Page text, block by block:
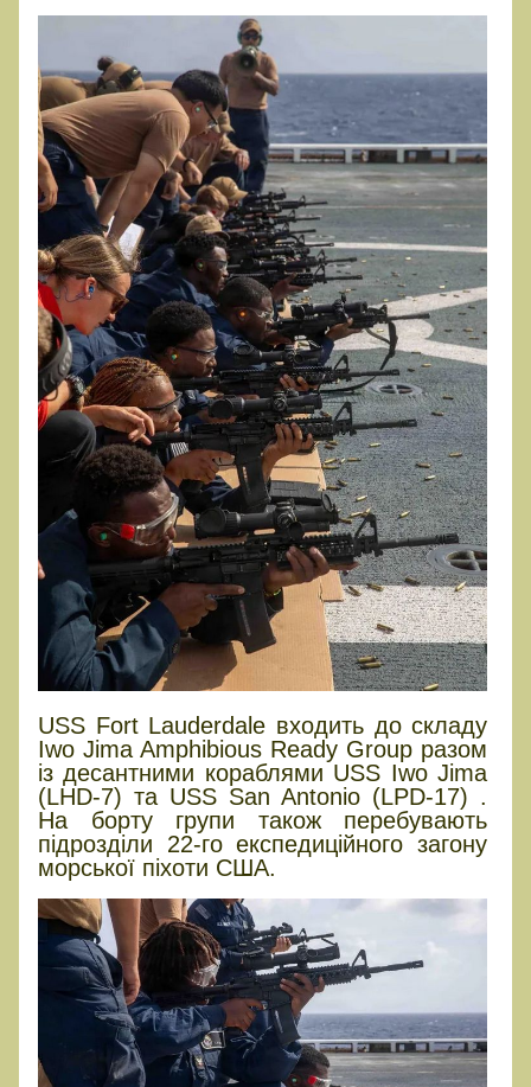
USS Fort Lauderdale входить до складу
Iwo Jima Amphibious Ready Group разом
із десантними кораблями USS Iwo Jima
(LHD-7) та USS San Antonio (LPD-17) .
На борту групи також перебувають
підрозділи 22-го експедиційного загону
морської піхоти США.